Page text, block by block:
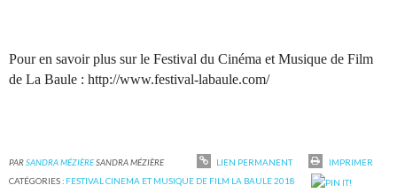
Pour en savoir plus sur le Festival du Cinéma et Musique de Film
de La Baule : http://www.festival-labaule.com/
PARSANDRA MÉZIÈRESANDRA MÉZIÈRE LIEN PERMANENT
IMPRIMER
CATÉGORIES : FESTIVAL CINEMA ET MUSIQUE DE FILM LA BAULE 2018